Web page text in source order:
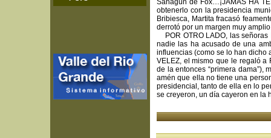
Sahagún de Fox…¡JAMAS HA
obtenerlo con la presidencia
Bribiesca, Martita fracasó
derrotó por un margen muy
POR OTRO LADO, las señoras
nadie las ha acusado de una
influencias (como se lo han dicho
VELEZ, el mismo que le regaló a
de la entonces “primera dama”),
amén que ella no tiene una
presidencial, tanto de ella en lo
se creyeron, un día cayeron en la